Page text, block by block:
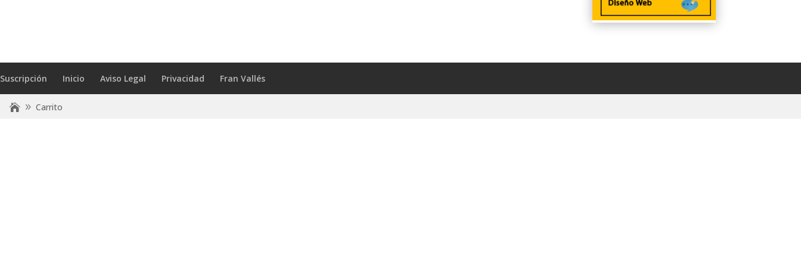
Suscripción Inicio Aviso Legal Privacidad Fran Vallés
Carrito